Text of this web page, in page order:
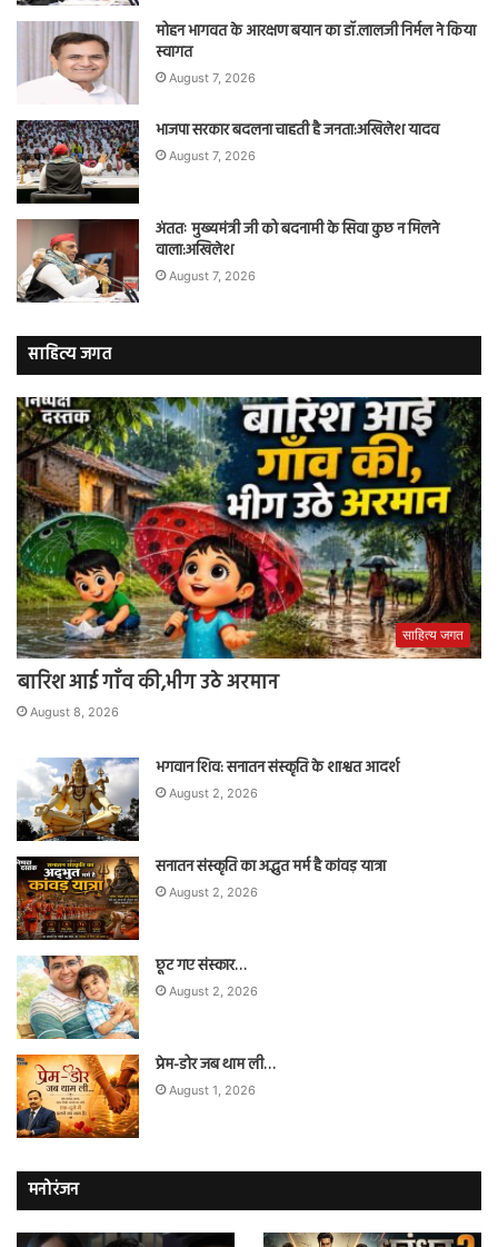
मोहन भागवत के आरक्षण बयान का डॉ.लालजी निर्मल ने किया
स्वागत
August 7, 2026
भाजपा सरकार बदलना चाहती है जनता:अखिलेश यादव
August 7, 2026
अंततः मुख्यमंत्री जी को बदनामी के सिवा कुछ न मिलने
वाला:अखिलेश
August 7, 2026
साहित्य जगत
साहित्य जगत
बारिश आई गाँव की,भीग उठे अरमान
August 8, 2026
भगवान शिव: सनातन संस्कृति के शाश्वत आदर्श
August 2, 2026
सनातन संस्कृति का अद्भुत मर्म है कांवड़ यात्रा
August 2, 2026
छूट गए संस्कार…
August 2, 2026
प्रेम-डोर जब थाम ली…
August 1, 2026
मनोरंजन